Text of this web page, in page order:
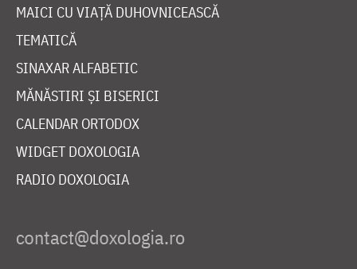
MAICI CU VIAȚĂ DUHOVNICEASCĂ
TEMATICĂ
SINAXAR ALFABETIC
MĂNĂSTIRI ȘI BISERICI
CALENDAR ORTODOX
WIDGET DOXOLOGIA
RADIO DOXOLOGIA